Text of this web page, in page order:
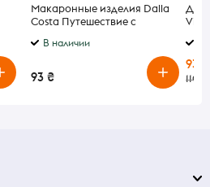
Макаронные изделия Dalla
Costa Путешествие с
В наличии
93 ₴
93 ₴
110 ₴